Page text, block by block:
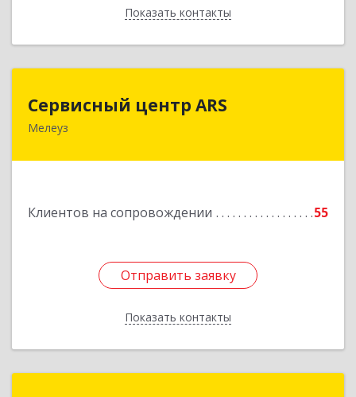
Показать контакты
Назад
Сервисный центр ARS
Мелеуз
Клиентов на сопровождении 55
Отправить заявку
Показать контакты
Отправить заявку
Назад